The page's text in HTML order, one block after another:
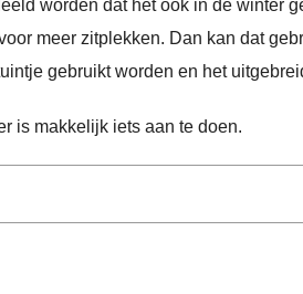
worden dat het ook in de winter
meer zitplekken. Dan kan dat
gebruikt worden en het
is makkelijk iets aan te doen.